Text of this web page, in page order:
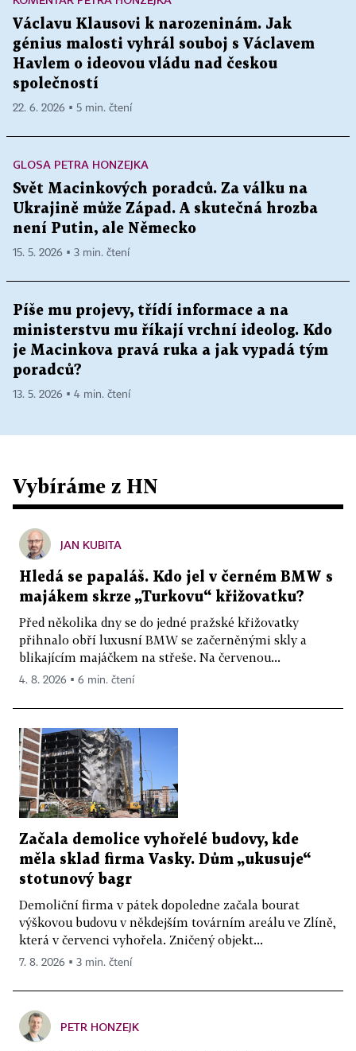
Václavu Klausovi k narozeninám. Jak
génius malosti vyhrál souboj s Václavem
Havlem o ideovou vládu nad českou
společností
22. 6. 2026 ▪ 5 min. čtení
GLOSA PETRA HONZEJKA
Svět Macinkových poradců. Za válku na
Ukrajině může Západ. A skutečná hrozba
není Putin, ale Německo
15. 5. 2026 ▪ 3 min. čtení
Píše mu projevy, třídí informace a na
ministerstvu mu říkají vrchní ideolog. Kdo
je Macinkova pravá ruka a jak vypadá tým
poradců?
13. 5. 2026 ▪ 4 min. čtení
Vybíráme z HN
JAN KUBITA
Hledá se papaláš. Kdo jel v černém BMW s
majákem skrze „Turkovu“ křižovatku?
Před několika dny se do jedné pražské křižovatky
přihnalo obří luxusní BMW se začerněnými skly a
blikajícím majáčkem na střeše. Na červenou...
4. 8. 2026 ▪ 6 min. čtení
Začala demolice vyhořelé budovy, kde
měla sklad firma Vasky. Dům „ukusuje“
stotunový bagr
Demoliční firma v pátek dopoledne začala bourat
výškovou budovu v někdejším továrním areálu ve Zlíně,
která v červenci vyhořela. Zničený objekt...
7. 8. 2026 ▪ 3 min. čtení
PETR HONZEJK